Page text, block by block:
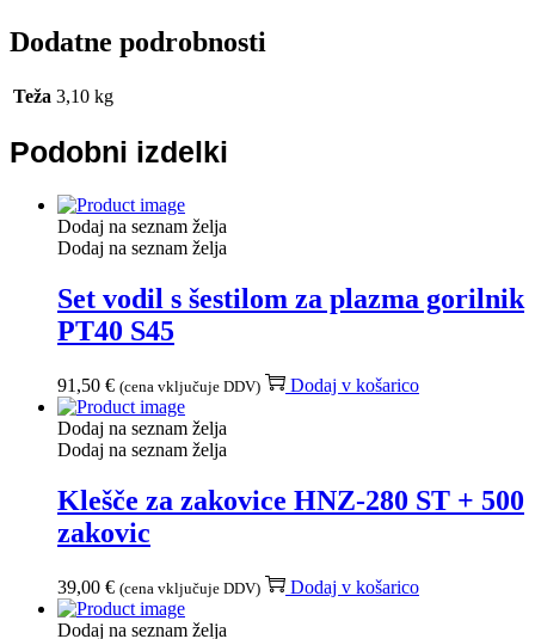
Dodatne podrobnosti
Teža 3,10 kg
Podobni izdelki
Dodaj na seznam želja
Dodaj na seznam želja
Set vodil s šestilom za plazma gorilnik
PT40 S45
91,50 € (cena vključuje DDV) Dodaj v košarico
Dodaj na seznam želja
Dodaj na seznam želja
Klešče za zakovice HNZ-280 ST + 500
zakovic
39,00 € (cena vključuje DDV) Dodaj v košarico
Dodaj na seznam želja